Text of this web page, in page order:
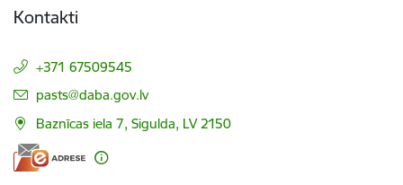
Kontakti
+371 67509545
E-pasts:
pasts@daba.gov.lv
Baznīcas iela 7, Sigulda, LV 2150